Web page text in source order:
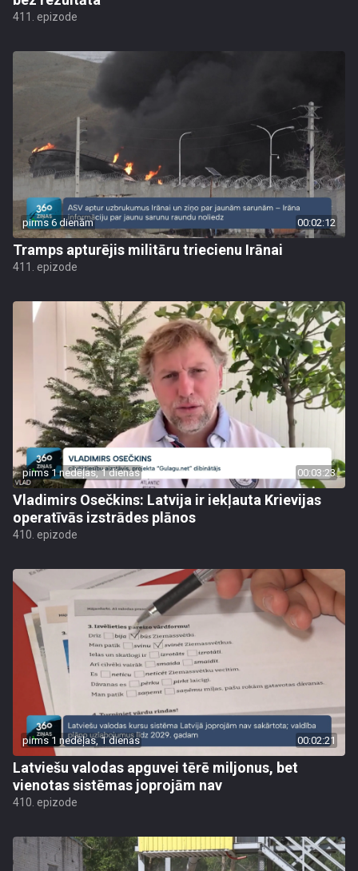
411. epizode
pirms 6 dienām 00:02:12
Tramps apturējis militāru triecienu Irānai
411. epizode
pirms 1 nedēļas, 1 dienas 00:03:23
Vladimirs Osečkins: Latvija ir iekļauta Krievijas
operatīvās izstrādes plānos
410. epizode
pirms 1 nedēļas, 1 dienas 00:02:21
Latviešu valodas apguvei tērē miljonus, bet
vienotas sistēmas joprojām nav
410. epizode